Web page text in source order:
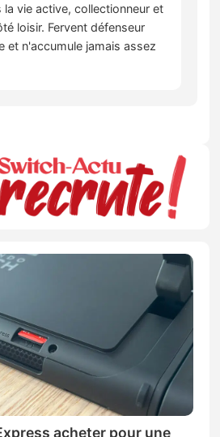
la vie active, collectionneur et
loisir. Fervent défenseur
et n'accumule jamais assez
acheter pour une